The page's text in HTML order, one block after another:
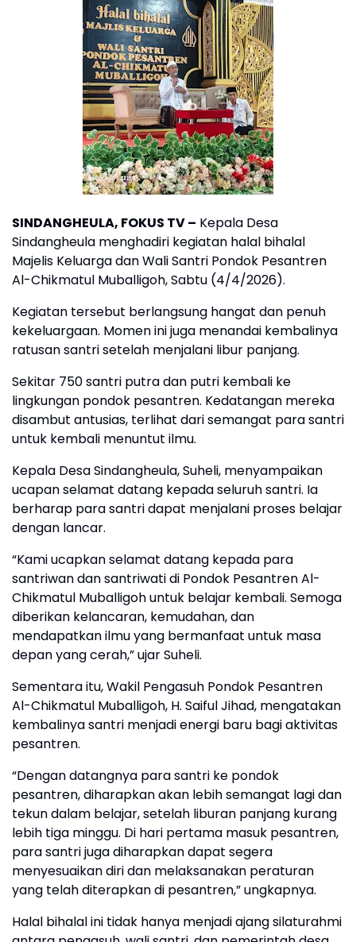
SINDANGHEULA, FOKUS TV – Kepala Desa
Sindangheula menghadiri kegiatan halal bihalal
Majelis Keluarga dan Wali Santri Pondok Pesantren
Al-Chikmatul Muballigoh, Sabtu (4/4/2026).
Kegiatan tersebut berlangsung hangat dan penuh
kekeluargaan. Momen ini juga menandai kembalinya
ratusan santri setelah menjalani libur panjang.
Sekitar 750 santri putra dan putri kembali ke
lingkungan pondok pesantren. Kedatangan mereka
disambut antusias, terlihat dari semangat para santri
untuk kembali menuntut ilmu.
Kepala Desa Sindangheula, Suheli, menyampaikan
ucapan selamat datang kepada seluruh santri. Ia
berharap para santri dapat menjalani proses belajar
dengan lancar.
“Kami ucapkan selamat datang kepada para
santriwan dan santriwati di Pondok Pesantren Al-
Chikmatul Muballigoh untuk belajar kembali. Semoga
diberikan kelancaran, kemudahan, dan
mendapatkan ilmu yang bermanfaat untuk masa
depan yang cerah,” ujar Suheli.
Sementara itu, Wakil Pengasuh Pondok Pesantren
Al-Chikmatul Muballigoh, H. Saiful Jihad, mengatakan
kembalinya santri menjadi energi baru bagi aktivitas
pesantren.
“Dengan datangnya para santri ke pondok
pesantren, diharapkan akan lebih semangat lagi dan
tekun dalam belajar, setelah liburan panjang kurang
lebih tiga minggu. Di hari pertama masuk pesantren,
para santri juga diharapkan dapat segera
menyesuaikan diri dan melaksanakan peraturan
yang telah diterapkan di pesantren,” ungkapnya.
Halal bihalal ini tidak hanya menjadi ajang silaturahmi